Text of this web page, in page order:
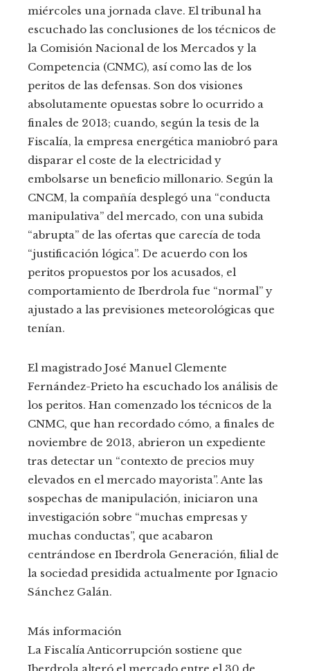
miércoles una jornada clave. El tribunal ha
escuchado las conclusiones de los técnicos de
la Comisión Nacional de los Mercados y la
Competencia (CNMC), así como las de los
peritos de las defensas. Son dos visiones
absolutamente opuestas sobre lo ocurrido a
finales de 2013; cuando, según la tesis de la
Fiscalía, la empresa energética maniobró para
disparar el coste de la electricidad y
embolsarse un beneficio millonario. Según la
CNCM, la compañía desplegó una “conducta
manipulativa” del mercado, con una subida
“abrupta” de las ofertas que carecía de toda
“justificación lógica”. De acuerdo con los
peritos propuestos por los acusados, el
comportamiento de Iberdrola fue “normal” y
ajustado a las previsiones meteorológicas que
tenían.
El magistrado José Manuel Clemente
Fernández-Prieto ha escuchado los análisis de
los peritos. Han comenzado los técnicos de la
CNMC, que han recordado cómo, a finales de
noviembre de 2013, abrieron un expediente
tras detectar un “contexto de precios muy
elevados en el mercado mayorista”. Ante las
sospechas de manipulación, iniciaron una
investigación sobre “muchas empresas y
muchas conductas”, que acabaron
centrándose en Iberdrola Generación, filial de
la sociedad presidida actualmente por Ignacio
Sánchez Galán.
Más información
La Fiscalía Anticorrupción sostiene que